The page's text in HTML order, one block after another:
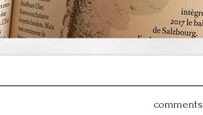
comments